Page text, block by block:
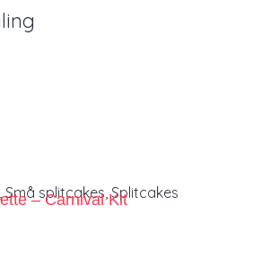
,Små splitcakes,Splitcakes
– Carnival Kit